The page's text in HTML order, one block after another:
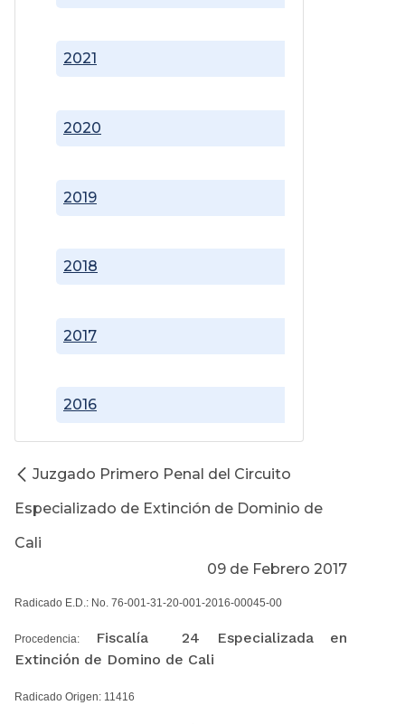
2016
2017
2018
2019
2020
2021
Juzgado Primero Penal del Circuito
Especializado de Extinción de Dominio de
Cali
09 de Febrero 2017
Radicado E.D.: No. 76-001-31-20-001-2016-00045-00
Procedencia:
Fiscalía 24 Especializada en
Extinción de Domino de Cali
Radicado Origen: 11416